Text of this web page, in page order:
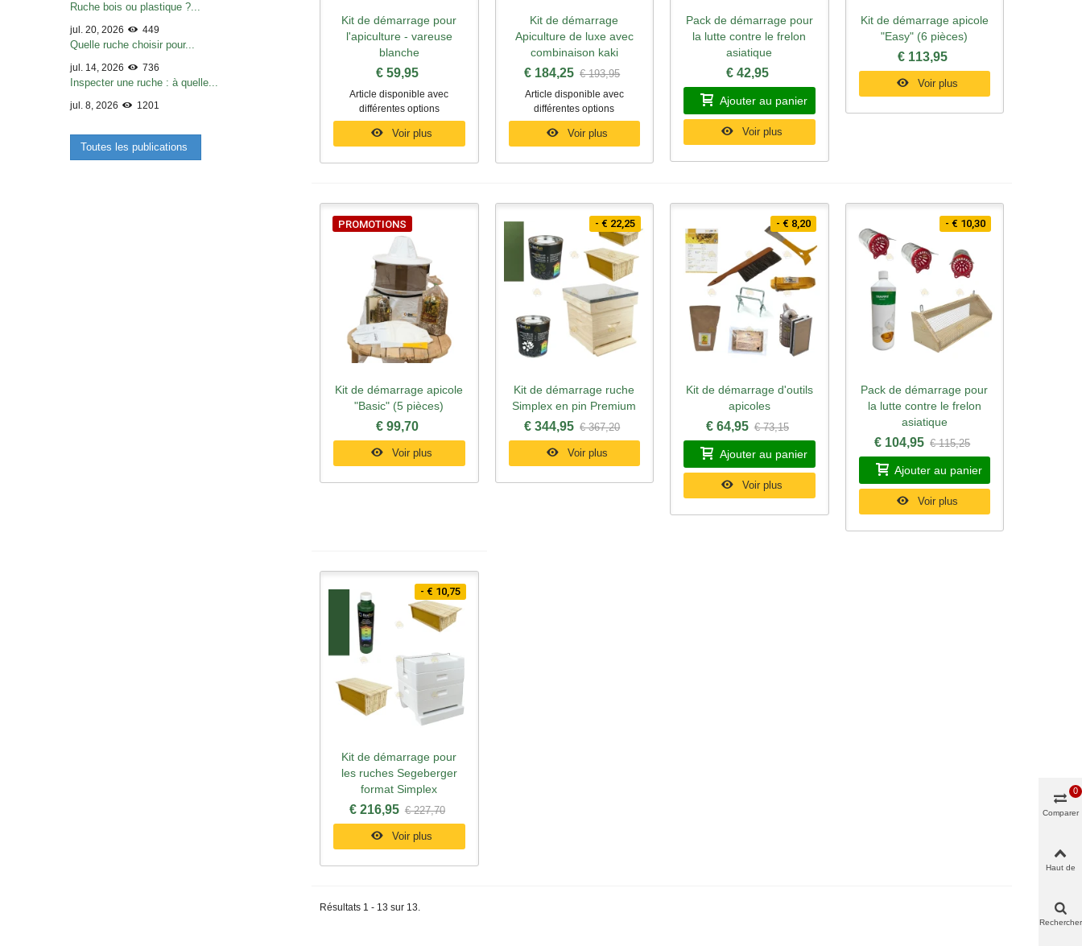
Ruche bois ou plastique ?...
jul. 20, 2026 449
Quelle ruche choisir pour...
jul. 14, 2026 736
Inspecter une ruche : à quelle...
jul. 8, 2026 1201
Toutes les publications
Aperçu rapide
Kit de démarrage pour
l'apiculture - vareuse
blanche
€ 59,95
Article disponible avec
différentes options
Voir plus
Aperçu rapide
Kit de démarrage
Apiculture de luxe avec
combinaison kaki
€ 184,25 € 193,95
Article disponible avec
différentes options
Voir plus
Aperçu rapide
Pack de démarrage pour
la lutte contre le frelon
asiatique
€ 42,95
Ajouter au panier
Voir plus
Aperçu rapide
Kit de démarrage apicole
"Easy" (6 pièces)
€ 113,95
Voir plus
PROMOTIONS
Aperçu rapide
Kit de démarrage apicole
"Basic" (5 pièces)
€ 99,70
Voir plus
- € 22,25
Aperçu rapide
Kit de démarrage ruche
Simplex en pin Premium
€ 344,95 € 367,20
Voir plus
- € 8,20
Aperçu rapide
Kit de démarrage d'outils
apicoles
€ 64,95 € 73,15
Ajouter au panier
Voir plus
- € 10,30
Aperçu rapide
Pack de démarrage pour
la lutte contre le frelon
asiatique
€ 104,95 € 115,25
Ajouter au panier
Voir plus
- € 10,75
Aperçu rapide
Kit de démarrage pour
les ruches Segeberger
format Simplex
€ 216,95 € 227,70
Voir plus
Résultats 1 - 13 sur 13.
Comparer
0
Haut de
Rechercher